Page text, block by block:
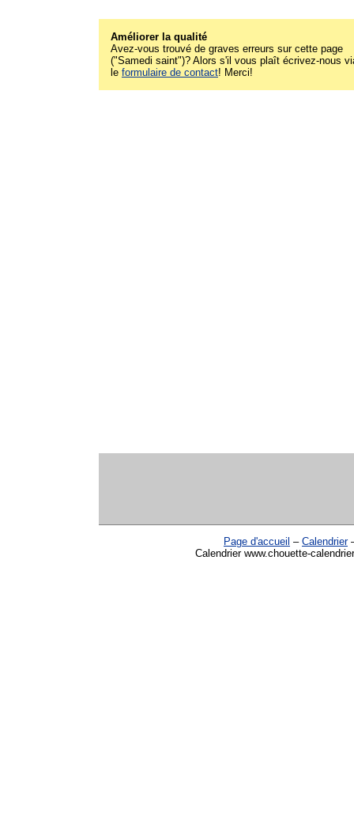
Améliorer la qualité
Avez-vous trouvé de graves erreurs sur cette page
("Samedi saint")? Alors s'il vous plaît écrivez-nous
le formulaire de contact! Merci!
Page d'accueil – Calendrier
Calendrier www.chouette-